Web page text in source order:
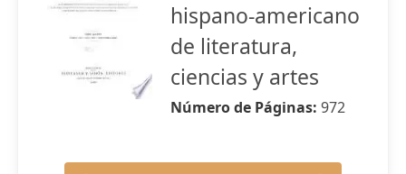
hispano-americano
de literatura,
ciencias y artes
Número de Páginas: 972